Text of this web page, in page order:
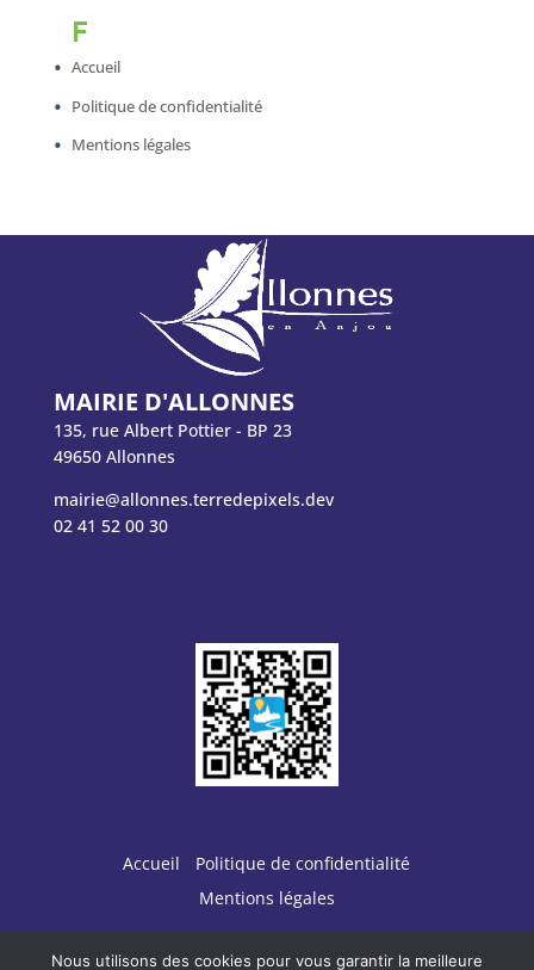
F
Accueil
Politique de confidentialité
Mentions légales
MAIRIE D'ALLONNES
135, rue Albert Pottier - BP 23
49650 Allonnes
mairie@allonnes.terredepixels.dev
02 41 52 00 30
Accueil
Politique de confidentialité
Mentions légales
Nous utilisons des cookies pour vous garantir la meilleure